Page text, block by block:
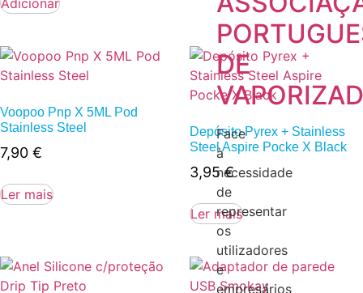
DE
Face
à
necessidade
de
representar
os
utilizadores
e
empresários
Adicionar
Voopoo Pnp X 5ML Pod
Stainless Steel
7,90 €
Ler mais
Depósito Pyrex + Stainless
Steel Aspire Pocke X Black
3,95€
Ler mais